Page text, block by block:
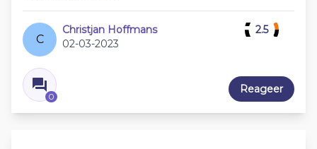
C
Christjan Hoffmans
02-03-2023
0
2.5
Reageer